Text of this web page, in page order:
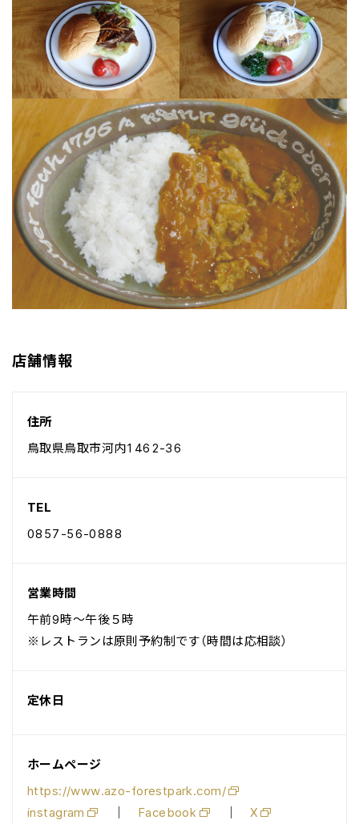
店舗情報
住所
鳥取県鳥取市河内1462-36
TEL
0857-56-0888
営業時間
午前9時～午後５時
※レストランは原則予約制です（時間は応相談）
定休日
ホームページ
https://www.azo-forestpark.com/
instagram
｜ Facebook ｜ X